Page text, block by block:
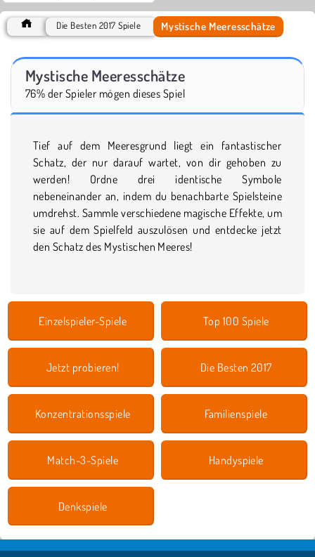
Die Besten 2017 Spiele Mystische Meeresschätze
Mystische Meeresschätze
76% der Spieler mögen dieses Spiel
Tief auf dem Meeresgrund liegt ein fantastischer
Schatz, der nur darauf wartet, von dir gehoben zu
werden! Ordne drei identische Symbole
nebeneinander an, indem du benachbarte Spielsteine
umdrehst. Sammle verschiedene magische Effekte, um
sie auf dem Spielfeld auszulösen und entdecke jetzt
den Schatz des Mystischen Meeres!
Einzelspieler-Spiele Top 100 Spiele
Jetzt probieren! Die Besten 2017
Konzentrationsspiele Familienspiele
Match-3-Spiele Handyspiele
Denkspiele